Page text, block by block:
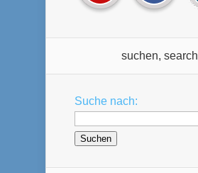
suchen, search
Suche nach: